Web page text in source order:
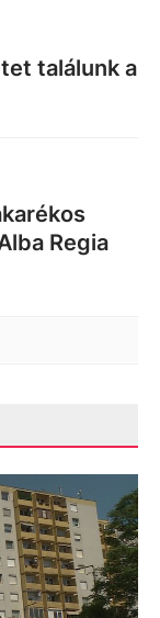
találunk a
Regia